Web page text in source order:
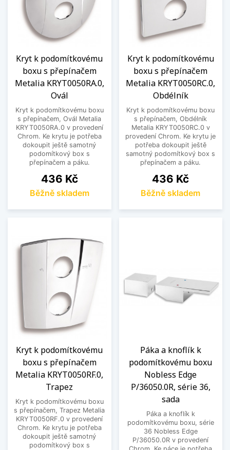
Kryt k podomítkovému
boxu s přepínačem
Metalia KRYT0050RA.0,
Ovál
Kryt k podomítkovému boxu
s přepínačem, Ovál Metalia
KRYT0050RA.0 v provedení
Chrom. Ke krytu je potřeba
dokoupit ještě samotný
podomítkový box s
přepínačem a páku.
Cena
436 Kč
Běžně skladem
Kryt k podomítkovému
boxu s přepínačem
Metalia KRYT0050RC.0,
Obdélník
Kryt k podomítkovému boxu
s přepínačem, Obdélník
Metalia KRYT0050RC.0 v
provedení Chrom. Ke krytu je
potřeba dokoupit ještě
samotný podomítkový box s
přepínačem a páku.
Cena
436 Kč
Běžně skladem
Kryt k podomítkovému
boxu s přepínačem
Metalia KRYT0050RF.0,
Trapez
Kryt k podomítkovému boxu
s přepínačem, Trapez Metalia
KRYT0050RF.0 v provedení
Chrom. Ke krytu je potřeba
dokoupit ještě samotný
podomítkový box s
Páka a knoflík k
podomítkovému boxu
Nobless Edge
P/36050.0R, série 36,
sada
Páka a knoflík k
podomítkovému boxu, série
36 Nobless Edge
P/36050.0R v provedení